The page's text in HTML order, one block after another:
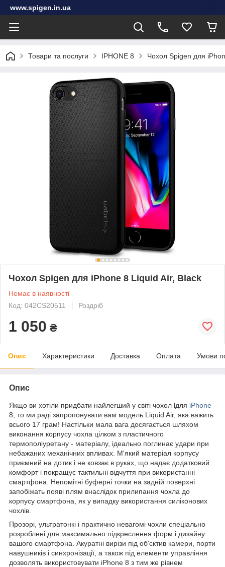
www.spigen.in.ua
Товари та послуги IPHONE 8 Чохол Spigen для
Чохол Spigen для iPhone 8 Liquid Air, Black
Немає в наявності
Код: 042CS20511
Роздріб
1 050 ₴
Опис Характеристики Доставка Оплата Умови
Опис
Якщо ви хотіли придбати найлегший у світі чохол lдля iPhone
8, то ми раді запропонувати вам модель Liquid Air, яка важить
всього 17 грам! Настільки мала вага досягається шляхом
виконання корпусу чохла цілком з пластичного
термополіуретану - матеріалу, ідеально поглинає удари при
небажаних механічних впливах. М'який матеріал корпусу
приємний на дотик і не ковзає в руках, що надає додатковий
комфорт і покращує тактильні відчуття при використанні
смартфона. Непомітні буферні точки на задній поверхні
запобіжать появі плям внаслідок прилипання чохла до
корпусу смартфона, як у випадку використання силіконових
чохлів.
Прозорі, ультратонкі і практично невагомі чохли спеціально
розроблені для максимально підкреслення форм і дизайну
вашого смартфона. Акуратні вирізи під об'єктив камери, порти
навушників і синхронізації, а також під елементи управління
дозволять використовувати iPhone 8 з тим же рівнем